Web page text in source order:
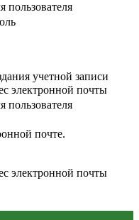
пользователя
учетной записи
электронной почты
пользователя
почте.
электронной почты